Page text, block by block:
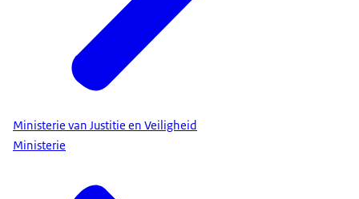
Ministerie van Justitie en Veiligheid
Ministerie